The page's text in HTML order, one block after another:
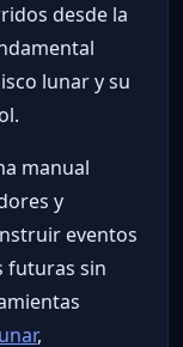
desde la
lunar y su
manual
y
eventos
futuras sin
,